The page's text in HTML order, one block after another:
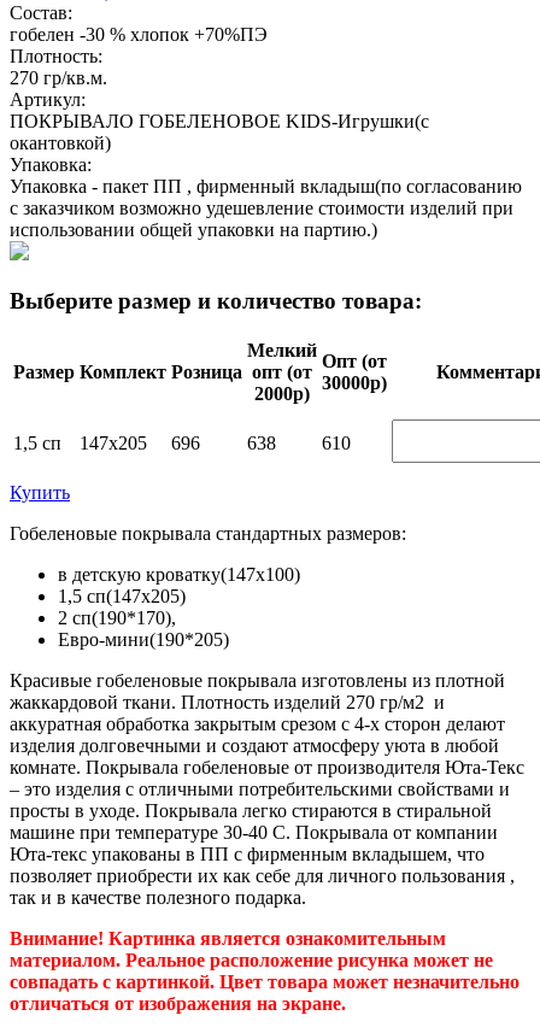
Состав:
гобелен -30 % хлопок +70%ПЭ
Плотность:
270 гр/кв.м.
Артикул:
ПОКРЫВАЛО ГОБЕЛЕНОВОЕ KIDS-Игрушки(с
окантовкой)
Упаковка:
Упаковка - пакет ПП , фирменный вкладыш(по согласованию
с заказчиком возможно удешевление стоимости изделий при
использовании общей упаковки на партию.)
Выберите размер и количество товара:
Размер Комплект Розница
Мелкий
опт (от
2000р)
Опт (от
30000р)
1,5 сп 147х205 696 638 610
Купить
Гобеленовые покрывала стандартных размеров:
в детскую кроватку(147х100)
1,5 сп(147х205)
2 сп(190*170),
Евро-мини(190*205)
Красивые гобеленовые покрывала изготовлены из плотной
жаккардовой ткани. Плотность изделий 270 гр/м2 и
аккуратная обработка закрытым срезом с 4-х сторон делают
изделия долговечными и создают атмосферу уюта в любой
комнате. Покрывала гобеленовые от производителя Юта-Текс
– это изделия с отличными потребительскими свойствами и
просты в уходе. Покрывала легко стираются в стиральной
машине при температуре 30-40 C. Покрывала от компании
Юта-текс упакованы в ПП с фирменным вкладышем, что
позволяет приобрести их как себе для личного пользования ,
так и в качестве полезного подарка.
Внимание! Картинка является ознакомительным
материалом. Реальное расположение рисунка может не
совпадать с картинкой. Цвет товара может незначительно
отличаться от изображения на экране.